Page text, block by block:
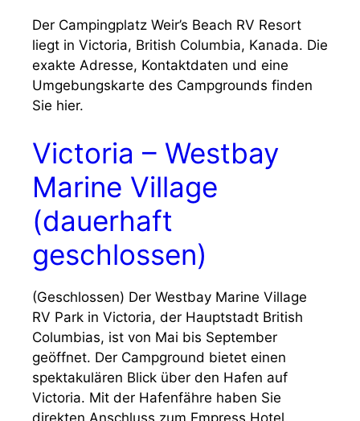
Der Campingplatz Weir’s Beach RV Resort
liegt in Victoria, British Columbia, Kanada. Die
exakte Adresse, Kontaktdaten und eine
Umgebungskarte des Campgrounds finden
Sie hier.
Victoria – Westbay
Marine Village
(dauerhaft
geschlossen)
(Geschlossen) Der Westbay Marine Village
RV Park in Victoria, der Hauptstadt British
Columbias, ist von Mai bis September
geöffnet. Der Campground bietet einen
spektakulären Blick über den Hafen auf
Victoria. Mit der Hafenfähre haben Sie
direkten Anschluss zum Empress Hotel,